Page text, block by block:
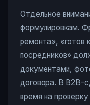
Отдельное
формулировкам.
ремонта», «готов
посредников»
документами,
договора. В B2B-
время на